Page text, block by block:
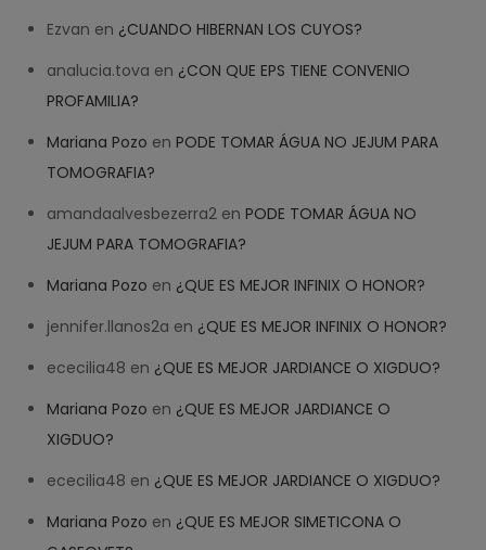
Ezvan en ¿CUANDO HIBERNAN LOS CUYOS?
analucia.tova en ¿CON QUE EPS TIENE CONVENIO
PROFAMILIA?
Mariana Pozo enPODE TOMAR ÁGUA NO JEJUM PARA
TOMOGRAFIA?
amandaalvesbezerra2 enPODE TOMAR ÁGUA NO
JEJUM PARA TOMOGRAFIA?
Mariana Pozo en ¿QUE ES MEJOR INFINIX O HONOR?
jennifer.llanos2a en ¿QUE ES MEJOR INFINIX O HONOR?
ececilia48 en ¿QUE ES MEJOR JARDIANCE O XIGDUO?
Mariana Pozo en ¿QUE ES MEJOR JARDIANCE O
XIGDUO?
ececilia48 en ¿QUE ES MEJOR JARDIANCE O XIGDUO?
Mariana Pozo en ¿QUE ES MEJOR SIMETICONA O